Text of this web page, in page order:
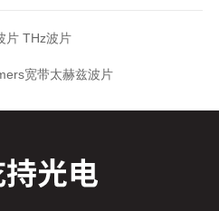
片 THz波片
宽带太赫兹波片